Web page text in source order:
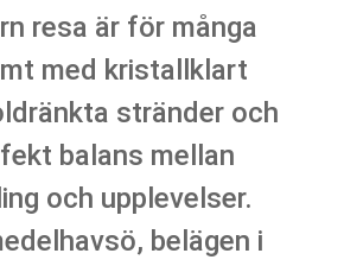
resa är för många
med kristallklart
stränder och
balans mellan
och upplevelser.
belägen i